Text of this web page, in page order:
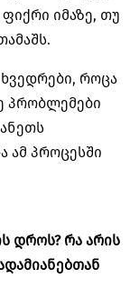
იმაზე, თუ
როცა
პრობლემები
ამ პროცესში
დროს? რა არის